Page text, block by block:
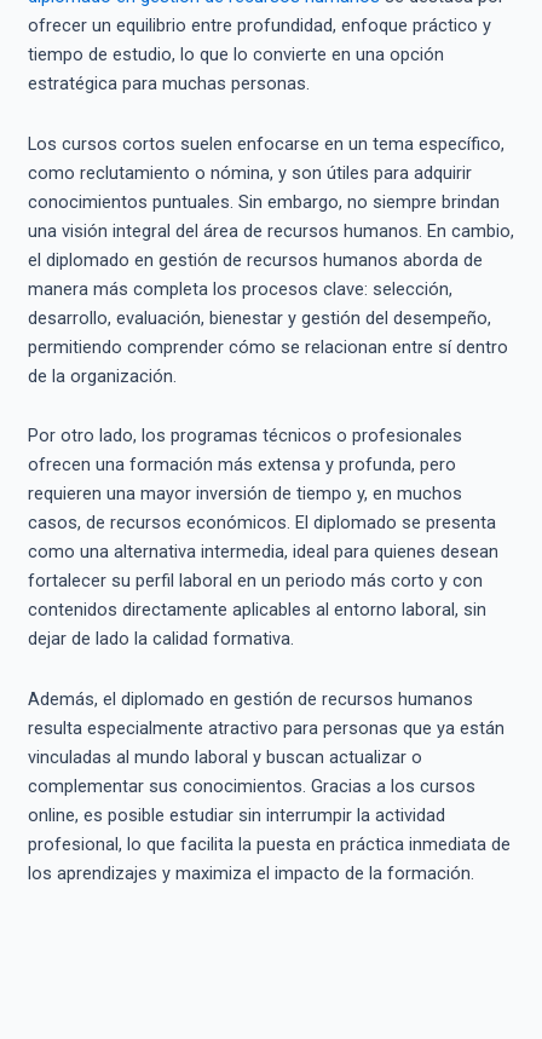
ofrecer un equilibrio entre profundidad, enfoque práctico y
tiempo de estudio, lo que lo convierte en una opción
estratégica para muchas personas.
Los cursos cortos suelen enfocarse en un tema específico,
como reclutamiento o nómina, y son útiles para adquirir
conocimientos puntuales. Sin embargo, no siempre brindan
una visión integral del área de recursos humanos. En cambio,
el diplomado en gestión de recursos humanos aborda de
manera más completa los procesos clave: selección,
desarrollo, evaluación, bienestar y gestión del desempeño,
permitiendo comprender cómo se relacionan entre sí dentro
de la organización.
Por otro lado, los programas técnicos o profesionales
ofrecen una formación más extensa y profunda, pero
requieren una mayor inversión de tiempo y, en muchos
casos, de recursos económicos. El diplomado se presenta
como una alternativa intermedia, ideal para quienes desean
fortalecer su perfil laboral en un periodo más corto y con
contenidos directamente aplicables al entorno laboral, sin
dejar de lado la calidad formativa.
Además, el diplomado en gestión de recursos humanos
resulta especialmente atractivo para personas que ya están
vinculadas al mundo laboral y buscan actualizar o
complementar sus conocimientos. Gracias a los cursos
online, es posible estudiar sin interrumpir la actividad
profesional, lo que facilita la puesta en práctica inmediata de
los aprendizajes y maximiza el impacto de la formación.